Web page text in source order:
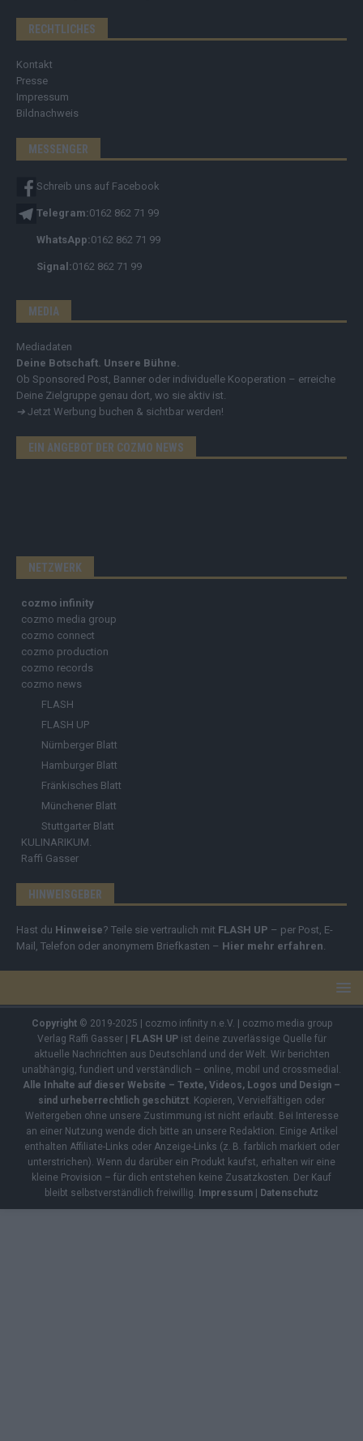
RECHTLICHES
Kontakt
Presse
Impressum
Bildnachweis
MESSENGER
Schreib uns auf Facebook
Telegram:0162 862 71 99
WhatsApp:0162 862 71 99
Signal:0162 862 71 99
MEDIA
Mediadaten
Deine Botschaft. Unsere Bühne.
Ob Sponsored Post, Banner oder individuelle Kooperation – erreiche
Deine Zielgruppe genau dort, wo sie aktiv ist.
➔ Jetzt Werbung buchen & sichtbar werden!
EIN ANGEBOT DER COZMO NEWS
NETZWERK
cozmo infinity
cozmo media group
cozmo connect
cozmo production
cozmo records
cozmo news
FLASH
FLASH UP
Nürnberger Blatt
Hamburger Blatt
Fränkisches Blatt
Münchener Blatt
Stuttgarter Blatt
KULINARIKUM.
Raffi Gasser
HINWEISGEBER
Hast du Hinweise? Teile sie vertraulich mit FLASH UP – per Post, E-
Mail, Telefon oder anonymem Briefkasten – Hier mehr erfahren
Copyright© 2019-2025 | cozmo infinity n.e.V. | cozmo media group
Verlag Raffi Gasser | FLASH UPist deine zuverlässige Quelle für
aktuelle Nachrichten aus Deutschland und der Welt. Wir berichten
unabhängig, fundiert und verständlich – online, mobil und crossmedial.
Alle Inhalte auf dieser Website – Texte, Videos, Logos und Design –
sind urheberrechtlich geschützt . Kopieren, Vervielfältigen oder
Weitergeben ohne unsere Zustimmung ist nicht erlaubt. Bei Interesse
an einer Nutzung wende dich bitte an unsere Redaktion. Einige Artikel
enthalten Affiliate-Links oder Anzeige-Links (z. B. farblich markiert oder
unterstrichen). Wenn du darüber ein Produkt kaufst, erhalten wir eine
kleine Provision – für dich entstehen keine Zusatzkosten. Der Kauf
bleibt selbstverständlich freiwillig. Impressum | Datenschutz